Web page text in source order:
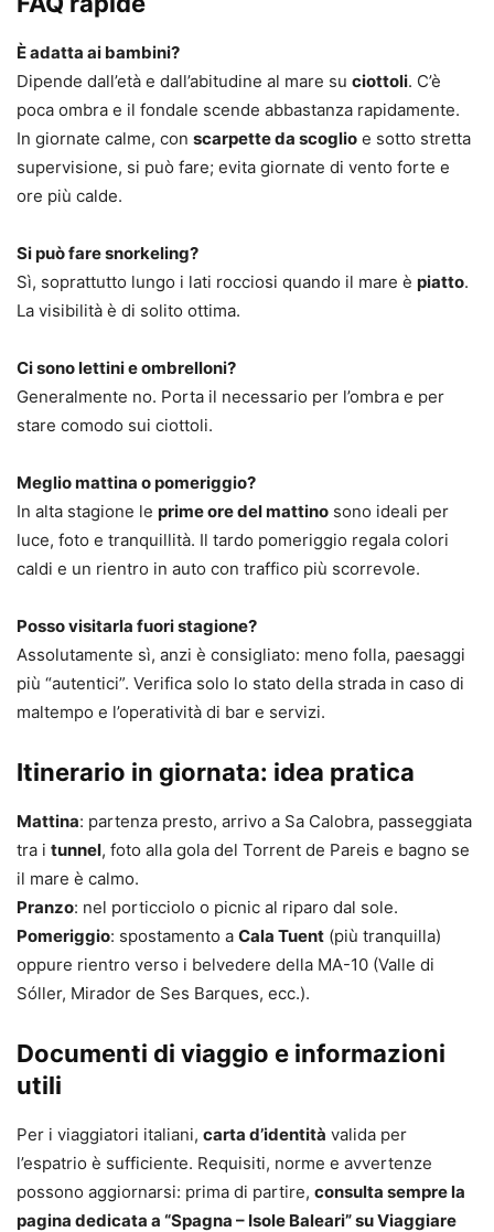
È adatta ai bambini?
Dipende dall’età e dall’abitudine al mare su ciottoli. C’è
poca ombra e il fondale scende abbastanza rapidamente.
In giornate calme, con scarpette da scoglio e sotto stretta
supervisione, si può fare; evita giornate di vento forte e
ore più calde.
Si può fare snorkeling?
Sì, soprattutto lungo i lati rocciosi quando il mare è piatto.
La visibilità è di solito ottima.
Ci sono lettini e ombrelloni?
Generalmente no. Porta il necessario per l’ombra e per
stare comodo sui ciottoli.
Meglio mattina o pomeriggio?
In alta stagione le prime ore del mattino sono ideali per
luce, foto e tranquillità. Il tardo pomeriggio regala colori
caldi e un rientro in auto con traffico più scorrevole.
Posso visitarla fuori stagione?
Assolutamente sì, anzi è consigliato: meno folla, paesaggi
più “autentici”. Verifica solo lo stato della strada in caso di
maltempo e l’operatività di bar e servizi.
Itinerario in giornata: idea pratica
Mattina: partenza presto, arrivo a Sa Calobra, passeggiata
tra i tunnel, foto alla gola del Torrent de Pareis e bagno se
il mare è calmo.
Pranzo: nel porticciolo o picnic al riparo dal sole.
Pomeriggio: spostamento a Cala Tuent (più tranquilla)
oppure rientro verso i belvedere della MA-10 (Valle di
Sóller, Mirador de Ses Barques, ecc.).
Documenti di viaggio e informazioni
utili
Per i viaggiatori italiani, carta d’identità valida per
l’espatrio è sufficiente. Requisiti, norme e avvertenze
possono aggiornarsi: prima di partire, consulta sempre la
pagina dedicata a “Spagna – Isole Baleari” su Viaggiare